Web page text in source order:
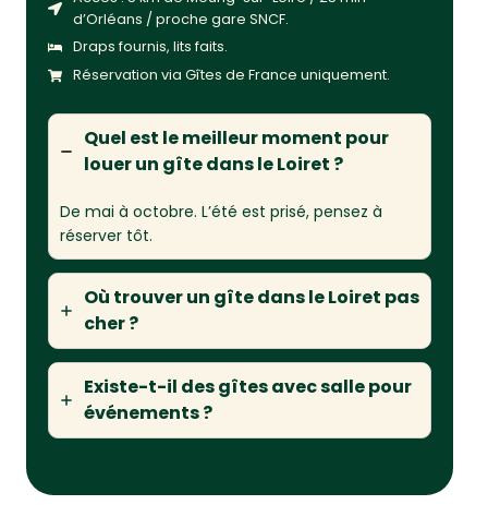
d’Orléans / proche gare SNCF.
Draps fournis, lits faits.
Réservation via Gîtes de France uniquement.
Quel est le meilleur moment pour
louer un gîte dans le Loiret ?
De mai à octobre. L’été est prisé, pensez à
réserver tôt.
Où trouver un gîte dans le Loiret pas
cher ?
Existe-t-il des gîtes avec salle pour
événements ?